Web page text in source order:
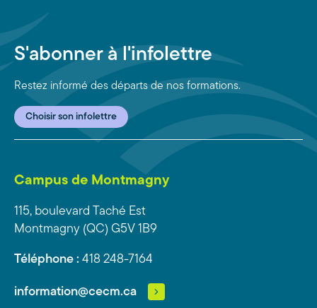
S'abonner à l'infolettre
Restez informé des départs de nos formations.
Choisir son infolettre
Campus de Montmagny
115, boulevard Taché Est
Montmagny (QC) G5V 1B9
Téléphone : 418 248-7164
information@cecm.ca